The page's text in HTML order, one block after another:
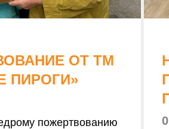
ОТ ТМ
ПИРОГИ»
пожертвованию